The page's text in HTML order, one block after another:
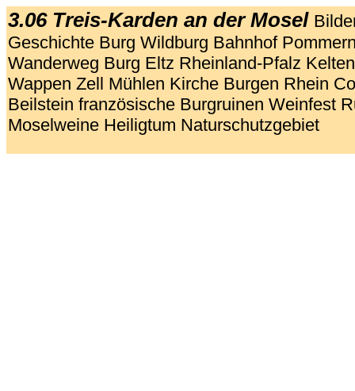
3.06 Treis-Karden an der Mosel
Geschichte Burg Wildburg Bahnhof
Wanderweg Burg Eltz Rheinland-Pfalz
Wappen Zell Mühlen Kirche Burgen Rhein
Beilstein französische Burgruinen Weinfest
Moselweine Heiligtum Naturschutzgebiet